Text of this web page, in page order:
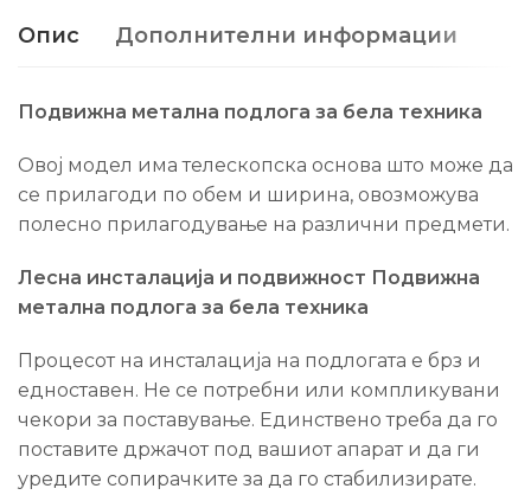
Опис Дополнителни информации
Подвижна метална подлога за бела техника
Овој модел има телескопска основа што може да
се прилагоди по обем и ширина, овозможува
полесно прилагодување на различни предмети.
Лесна инсталација и подвижност Подвижна
метална подлога за бела техника
Процесот на инсталација на подлогата е брз и
едноставен. Не се потребни или компликувани
чекори за поставување. Единствено треба да го
поставите држачот под вашиот апарат и да ги
уредите сопирачките за да го стабилизирате.